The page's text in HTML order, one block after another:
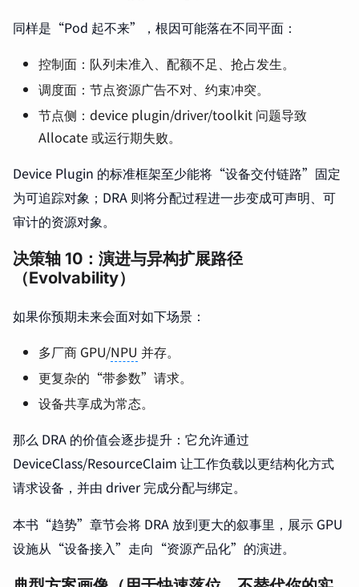
同样是“Pod 起不来”，根因可能落在不同平面：
控制面：队列未准入、配额不足、抢占发生。
调度面：节点资源广告不对、约束冲突。
节点侧：device plugin/driver/toolkit 问题导致
Allocate 或运行期失败。
Device Plugin 的标准框架至少能将“设备交付链路”固定
为可追踪对象；DRA 则将分配过程进一步变成可声明、可
审计的资源对象。
决策轴 10：演进与异构扩展路径
（Evolvability）
如果你预期未来会面对如下场景：
多厂商 GPU/NPU 并存。
更复杂的“带参数”请求。
设备共享成为常态。
那么 DRA 的价值会逐步提升：它允许通过
DeviceClass/ResourceClaim 让工作负载以更结构化方式
请求设备，并由 driver 完成分配与绑定。
本书“趋势”章节会将 DRA 放到更大的叙事里，展示 GPU
设施从“设备接入”走向“资源产品化”的演进。